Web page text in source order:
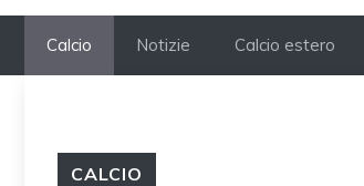
Calcio Notizie Calcio estero
CALCIO